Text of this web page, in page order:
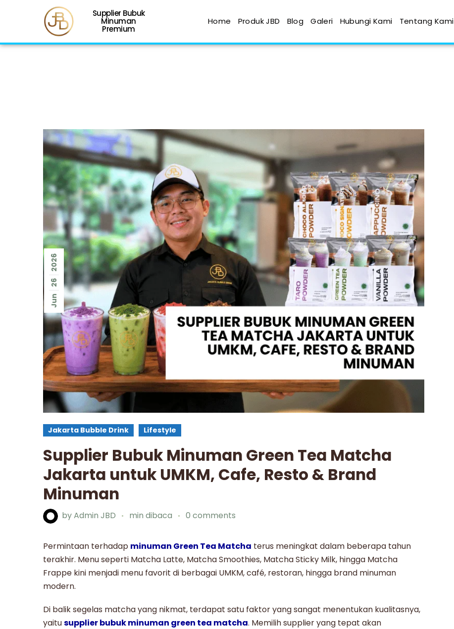
Supplier Bubuk
Minuman
Premium
Home Produk JBD Blog Galeri Hubungi Kami Tentang Kami
Jun
26
2026
Jakarta Bubble Drink Lifestyle
Supplier Bubuk Minuman Green Tea Matcha
Jakarta untuk UMKM, Cafe, Resto & Brand
Minuman
byAdmin JBD min dibaca 0 comments
Permintaan terhadap minuman Green Tea Matcha terus meningkat dalam beberapa tahun
terakhir. Menu seperti Matcha Latte, Matcha Smoothies, Matcha Sticky Milk, hingga Matcha
Frappe kini menjadi menu favorit di berbagai UMKM, café, restoran, hingga brand minuman
modern.
Di balik segelas matcha yang nikmat, terdapat satu faktor yang sangat menentukan kualitasnya,
yaitusupplier bubuk minuman green tea matcha. Memilih supplier yang tepat akan